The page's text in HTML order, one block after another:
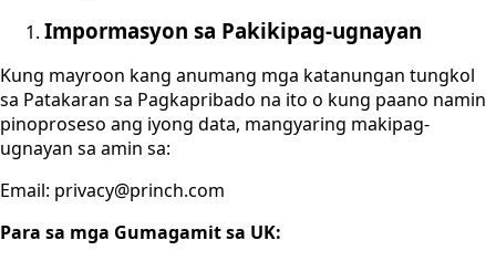
Impormasyon sa Pakikipag-ugnayan
Kung mayroon kang anumang mga katanungan tungkol
sa Patakaran sa Pagkapribado na ito o kung paano namin
pinoproseso ang iyong data, mangyaring makipag-
ugnayan sa amin sa:
Email: privacy@princh.com
Para sa mga Gumagamit sa UK: